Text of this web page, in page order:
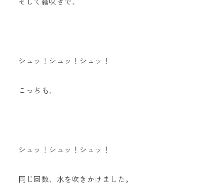
シュッ！シュッ！シュッ！
こっちも、
シュッ！シュッ！シュッ！
同じ回数、水を吹きかけました。